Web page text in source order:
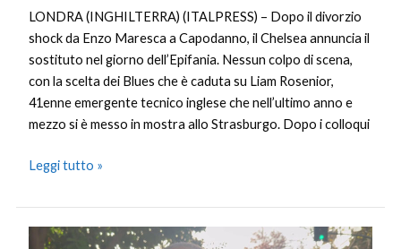
LONDRA (INGHILTERRA) (ITALPRESS) – Dopo il divorzio
shock da Enzo Maresca a Capodanno, il Chelsea annuncia il
sostituto nel giorno dell’Epifania. Nessun colpo di scena,
con la scelta dei Blues che è caduta su Liam Rosenior,
41enne emergente tecnico inglese che nell’ultimo anno e
mezzo si è messo in mostra allo Strasburgo. Dopo i colloqui
Leggi tutto »
Piersanti